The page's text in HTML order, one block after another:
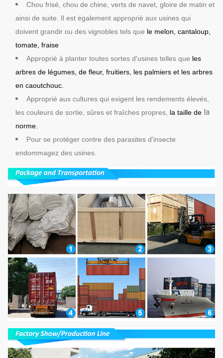
Chou frisé, chou de chine, verts de navet, gloire de matin et
ainsi de suite. Il est également approprié aux usines qui
doivent grandir ou des vignobles tels que le melon, cantaloup,
tomate, fraise
Approprié à planter toutes sortes d'usines telles que les
arbres de légumes, de fleur, fruitiers, les palmiers et les arbres
en caoutchouc.
Approprié aux cultures qui exigent les rendements élevés,
les couleurs de sortie, sûres et fraîches propres, la taille de la
norme.
Pour se protéger contre des parasites d'insecte
endommagez des usines.